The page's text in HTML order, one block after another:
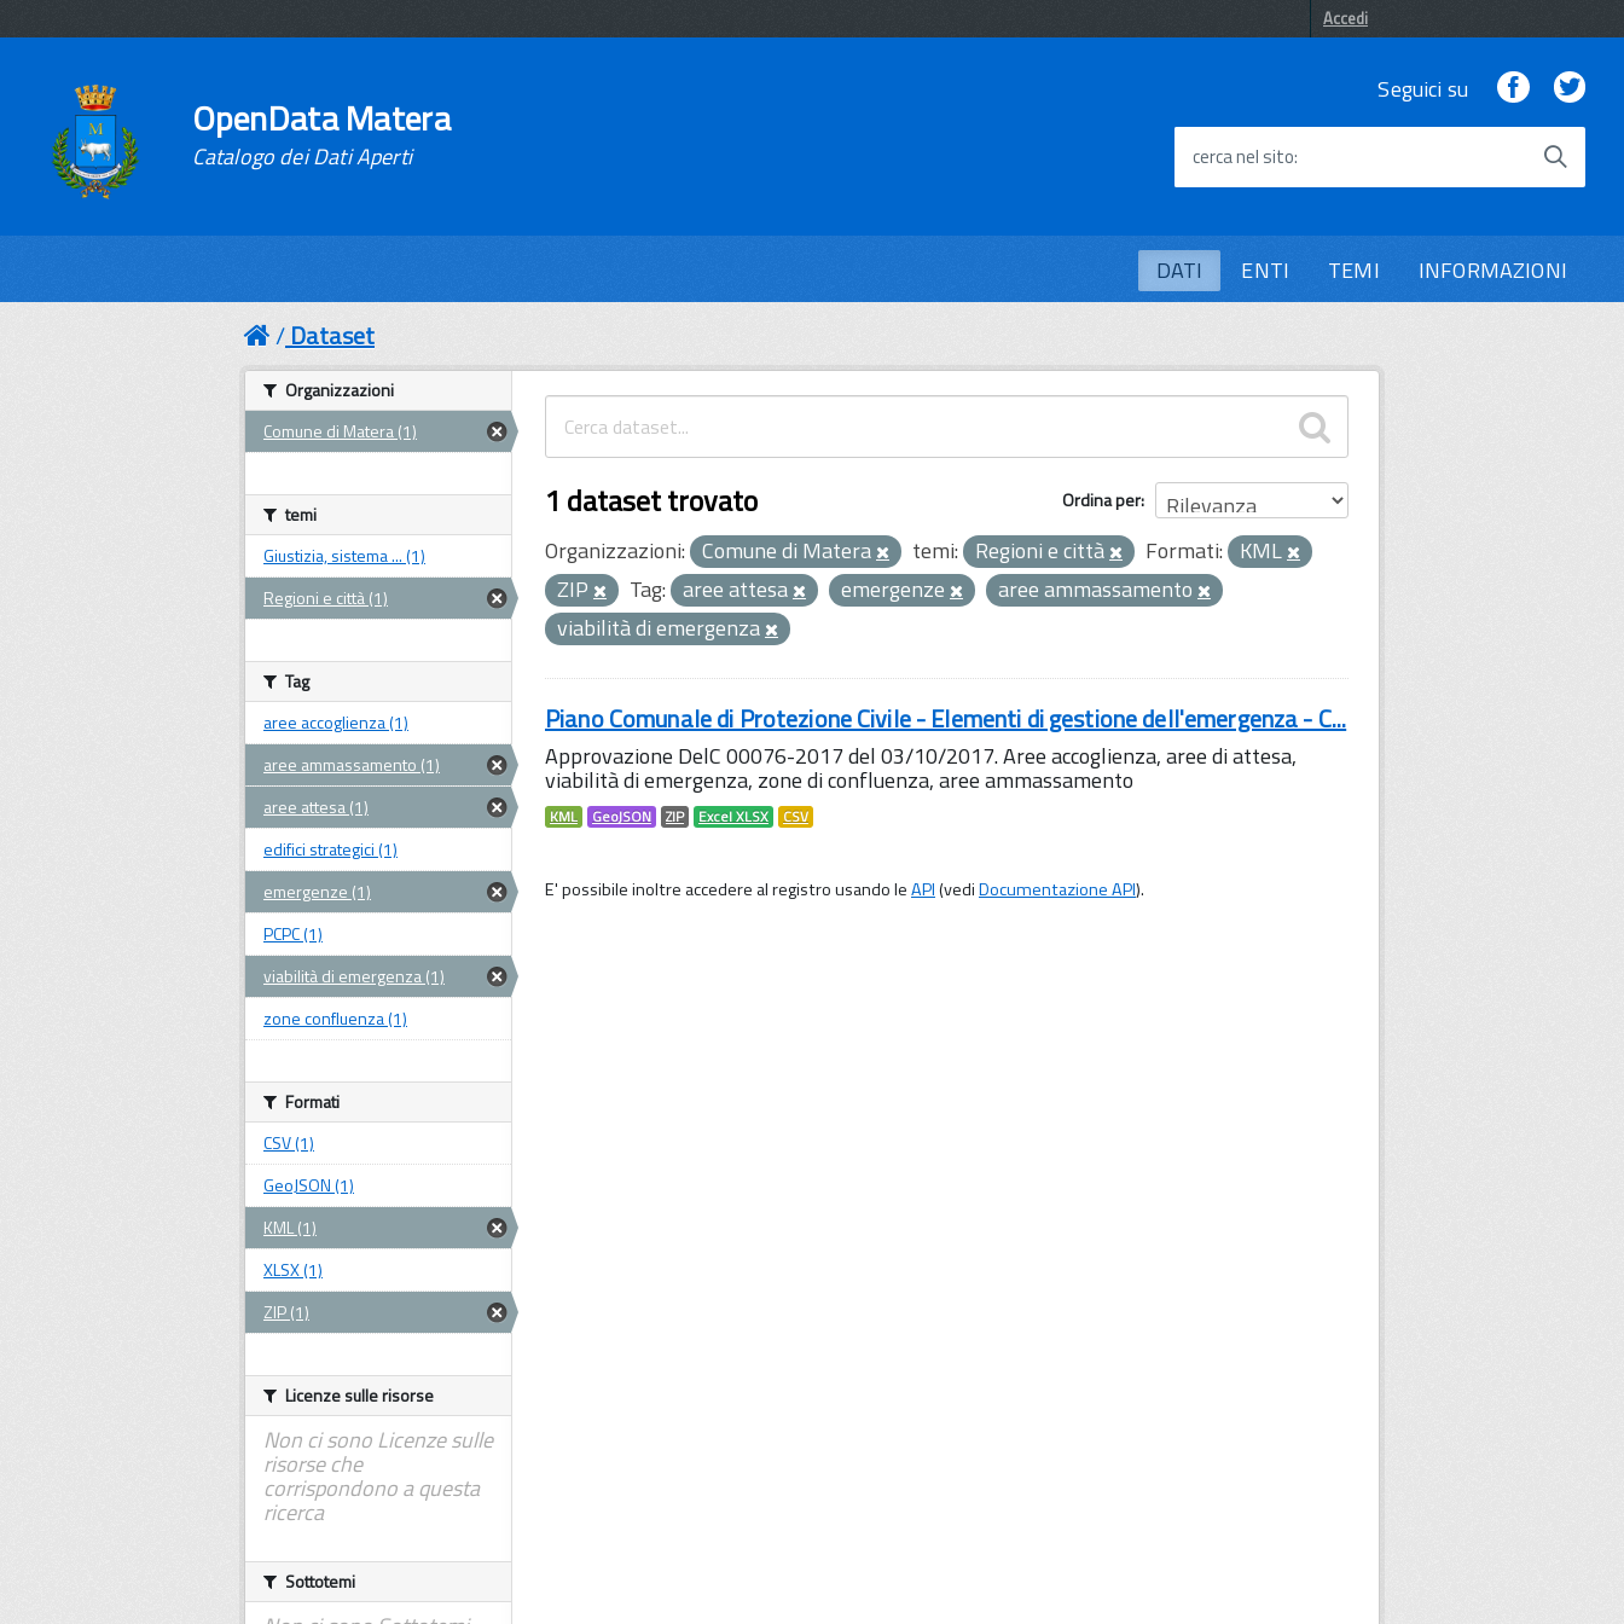
Accedi
OpenData Matera
Catalogo dei Dati Aperti
Seguici su Facebook
cerca nel sito
DATI ENTI TEMI INFORMAZIONI
Dataset
Ordina per
1 dataset trovato
Organizzazioni: Comune di Matera temi: Regioni e città Formati: KML
ZIP
Tag: aree attesa emergenze
aree ammassamento
viabilità di emergenza
Piano Comunale di Protezione Civile - Elementi di gestione dell'emergenza - C...
Approvazione DelC 00076-2017 del 03/10/2017. Aree accoglienza, aree di attesa,
viabilità di emergenza, zone di confluenza, aree ammassamento
KML GeoJSON ZIP Excel XLSX CSV
E' possibile inoltre accedere al registro usando leAPI(vediDocumentazione API).
Organizzazioni
Comune di Matera (1)
temi
Giustizia, sistema ... (1)
Regioni e città (1)
Tag
aree accoglienza (1)
aree ammassamento (1)
aree attesa (1)
edifici strategici (1)
emergenze (1)
PCPC (1)
viabilità di emergenza (1)
zone confluenza (1)
Formati
CSV (1)
GeoJSON (1)
KML (1)
XLSX (1)
ZIP (1)
Licenze sulle risorse
Non ci sono Licenze sulle
risorse che
corrispondono a questa
ricerca
Sottotemi